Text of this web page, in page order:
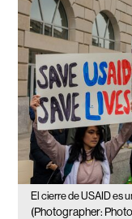
El cierre de USAID es
(Photographer: